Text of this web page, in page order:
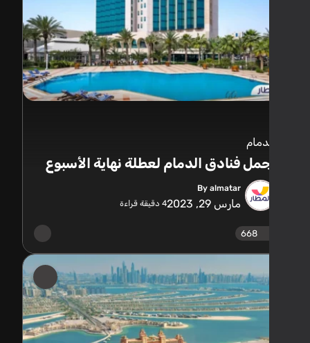
فنادق الدمام لعطلة نهاية الأسبوع
By almatar
مارس 29, 2023 4دقيقة قراءة